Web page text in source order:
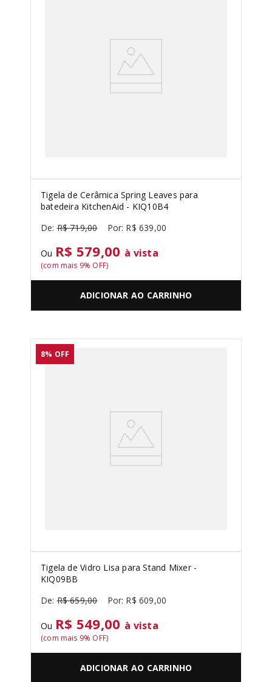
Tigela de Cerâmica Spring Leaves para
batedeira KitchenAid - KIQ10B4
R$ 719,00 R$ 639,00
Ou R$ 579,00 à vista
(com mais 9% OFF)
ADICIONAR AO CARRINHO
8% OFF
Tigela de Vidro Lisa para Stand Mixer -
KIQ09BB
R$ 659,00 R$ 609,00
Ou R$ 549,00 à vista
(com mais 9% OFF)
ADICIONAR AO CARRINHO